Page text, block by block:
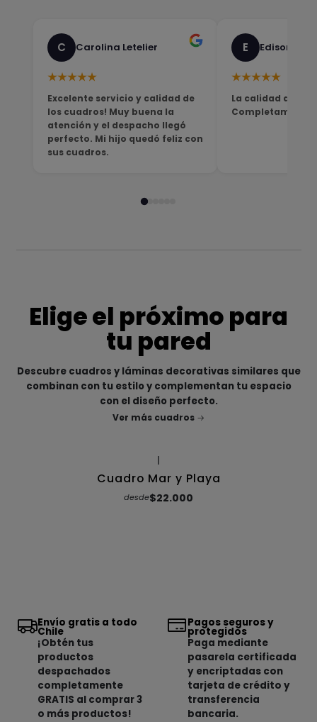
C Carolina Letelier
★★★★★
Excelente servicio y calidad de
los cuadros! Muy buena la
atención y el despacho llegó
perfecto. Mi hijo quedó feliz con
sus cuadros.
E Edison
★★★★★
La calidad del
Completamente
Elige el próximo para
tu pared
Descubre cuadros y láminas decorativas similares que
combinan con tu estilo y complementan tu espacio
con el diseño perfecto.
Ver más cuadros
Cuadro Mar y Playa
desde$22.000
Envío gratis a todo
Chile
¡Obtén tus
productos
despachados
completamente
GRATIS al comprar 3
o más productos!
Pagos seguros y
protegidos
Paga mediante
pasarela certificada
y encriptadas con
tarjeta de crédito y
transferencia
bancaria.